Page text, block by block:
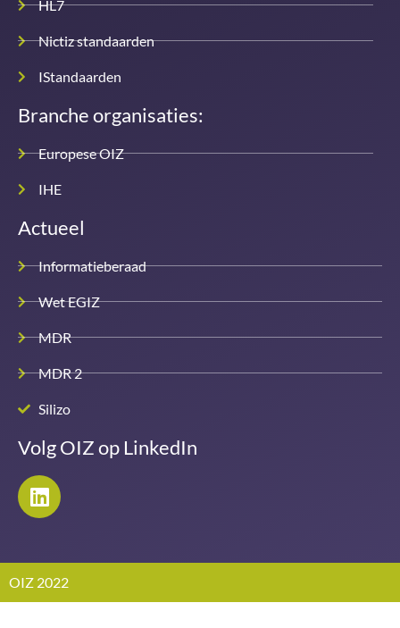
HL7
Nictiz standaarden
IStandaarden
Branche organisaties:
Europese OIZ
IHE
Actueel
Informatieberaad
Wet EGIZ
MDR
MDR 2
Silizo
Volg OIZ op LinkedIn
OIZ 2022